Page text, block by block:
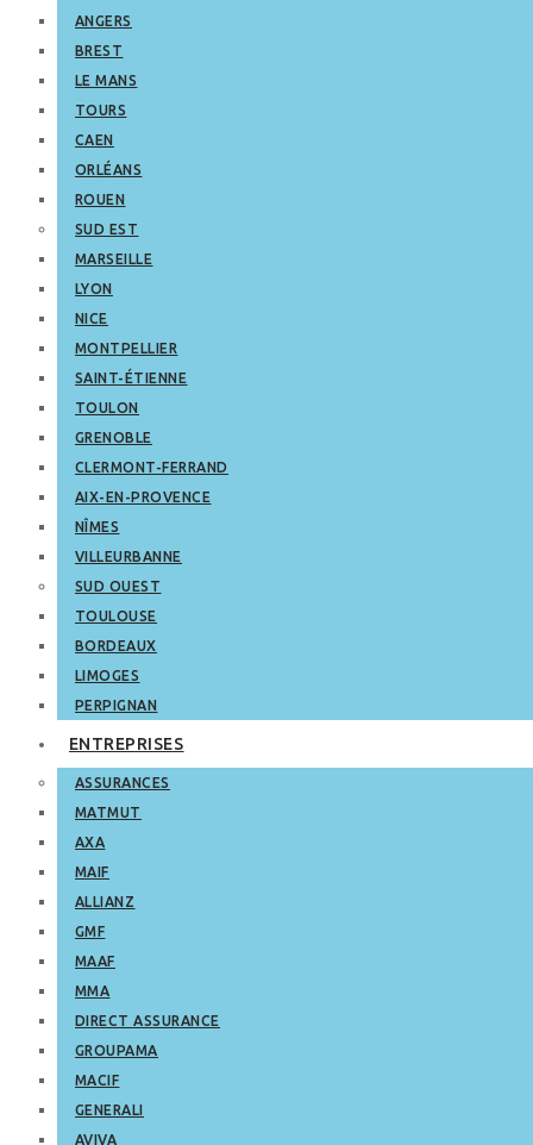
ANGERS
BREST
LE MANS
TOURS
CAEN
ORLÉANS
ROUEN
SUD EST
MARSEILLE
LYON
NICE
MONTPELLIER
SAINT-ÉTIENNE
TOULON
GRENOBLE
CLERMONT-FERRAND
AIX-EN-PROVENCE
NÎMES
VILLEURBANNE
SUD OUEST
TOULOUSE
BORDEAUX
LIMOGES
PERPIGNAN
ENTREPRISES
ASSURANCES
MATMUT
AXA
MAIF
ALLIANZ
GMF
MAAF
MMA
DIRECT ASSURANCE
GROUPAMA
MACIF
GENERALI
AVIVA